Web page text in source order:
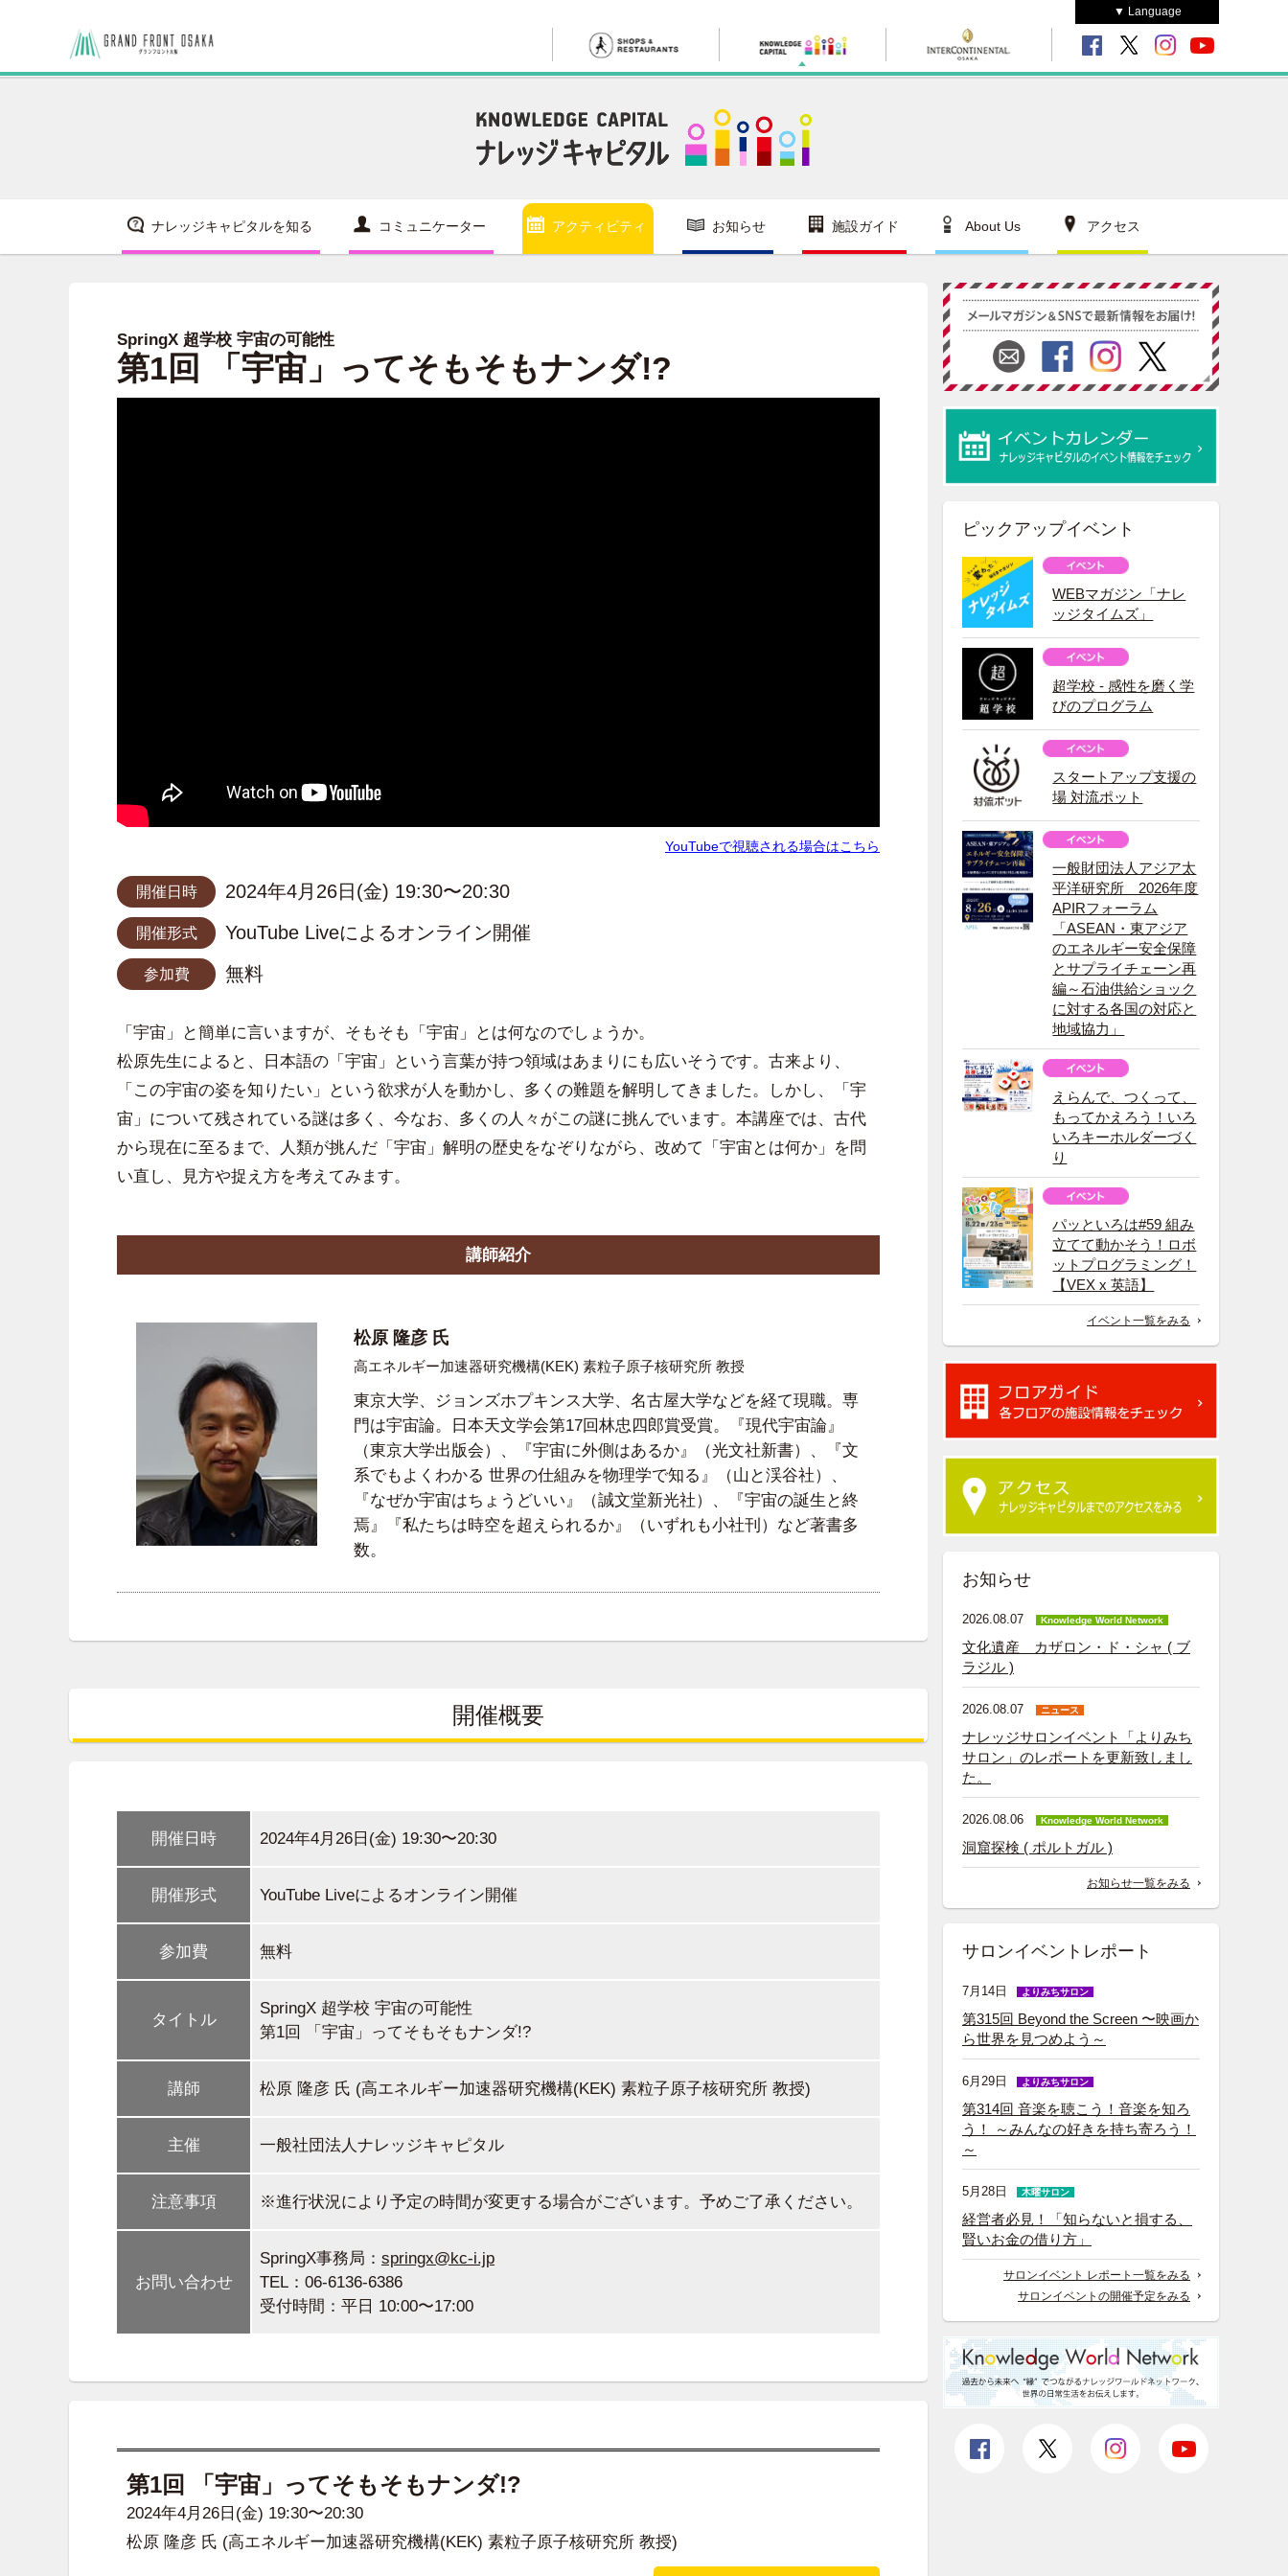
▼ Language
ナレッジキャピタルを知る コミュニケーター アクティビティ お知らせ 施設ガイド About Us アクセス
SpringX 超学校 宇宙の可能性
第1回 「宇宙」ってそもそもナンダ!?
YouTubeで視聴される場合はこちら
開催日時 2024年4月26日(金) 19:30〜20:30
開催形式 YouTube Liveによるオンライン開催
参加費 無料
「宇宙」と簡単に言いますが、そもそも「宇宙」とは何なのでしょうか。
松原先生によると、日本語の「宇宙」という言葉が持つ領域はあまりにも広いそうです。古来より、
「この宇宙の姿を知りたい」という欲求が人を動かし、多くの難題を解明してきました。しかし、「宇
宙」について残されている謎は多く、今なお、多くの人々がこの謎に挑んでいます。本講座では、古代
から現在に至るまで、人類が挑んだ「宇宙」解明の歴史をなぞりながら、改めて「宇宙とは何か」を問
い直し、見方や捉え方を考えてみます。
講師紹介
松原 隆彦 氏
高エネルギー加速器研究機構(KEK) 素粒子原子核研究所 教授
東京大学、ジョンズホプキンス大学、名古屋大学などを経て現職。専
門は宇宙論。日本天文学会第17回林忠四郎賞受賞。『現代宇宙論』
（東京大学出版会）、『宇宙に外側はあるか』（光文社新書）、『文
系でもよくわかる 世界の仕組みを物理学で知る』（山と渓谷社）、
『なぜか宇宙はちょうどいい』（誠文堂新光社）、『宇宙の誕生と終
焉』『私たちは時空を超えられるか』（いずれも小社刊）など著書多
数。
開催概要
開催日時 2024年4月26日(金) 19:30〜20:30
開催形式 YouTube Liveによるオンライン開催
参加費 無料
タイトル
SpringX 超学校 宇宙の可能性
第1回 「宇宙」ってそもそもナンダ!?
講師 松原 隆彦 氏 (高エネルギー加速器研究機構(KEK) 素粒子原子核研究所 教授)
主催 一般社団法人ナレッジキャピタル
注意事項 ※進行状況により予定の時間が変更する場合がございます。予めご了承ください。
お問い合わせ
SpringX事務局： springx@kc-i.jp
TEL：06-6136-6386
受付時間：平日 10:00〜17:00
第1回 「宇宙」ってそもそもナンダ!?
2024年4月26日(金) 19:30〜20:30
松原 隆彦 氏 (高エネルギー加速器研究機構(KEK) 素粒子原子核研究所 教授)
ピックアップイベント
WEBマガジン「ナレ
ッジタイムズ」
超学校 - 感性を磨く学
びのプログラム
スタートアップ支援の
場 対流ポット
一般財団法人アジア太
平洋研究所 2026年度
APIRフォーラム
「ASEAN・東アジア
のエネルギー安全保障
とサプライチェーン再
編～石油供給ショック
に対する各国の対応と
地域協力」
えらんで、つくって、
もってかえろう！いろ
いろキーホルダーづく
り
パッといろは#59 組み
立てて動かそう！ロボ
ットプログラミング！
【VEX x 英語】
イベント一覧をみる
お知らせ
2026.08.07 Knowledge World Network
文化遺産 カザロン・ド・シャ ( ブ
ラジル )
2026.08.07 ニュース
ナレッジサロンイベント「よりみち
サロン」のレポートを更新致しまし
た。
2026.08.06 Knowledge World Network
洞窟探検 ( ポルトガル )
お知らせ一覧をみる
サロンイベントレポート
7月14日 よりみちサロン
第315回 Beyond the Screen 〜映画か
ら世界を見つめよう～
6月29日 よりみちサロン
第314回 音楽を聴こう！音楽を知ろ
う！ ～みんなの好きを持ち寄ろう！
～
5月28日 木曜サロン
経営者必見！「知らないと損する、
賢いお金の借り方」
サロンイベント レポート一覧をみる
サロンイベントの開催予定をみる